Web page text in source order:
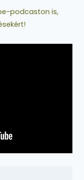
podcaston is,